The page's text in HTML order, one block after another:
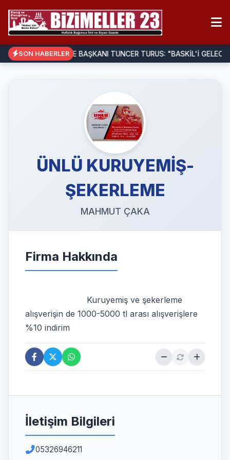
SON HABERLER
BELEDİYE BAŞKANI TUNCER TURUS: "BASKİL'İ
ÜNLÜ KURUYEMİŞ-
ŞEKERLEME
MAHMUT ÇAKA
Firma Hakkında
alışverişin de 1000-5000 tl arası alışverişlere
%10 indirim
İletişim Bilgileri
05326946211